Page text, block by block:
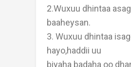
2.Wuxuu dhintaa
baaheysan.
3. Wuxuu dhintaa
hayo,haddii uu
biyaha badaha oo